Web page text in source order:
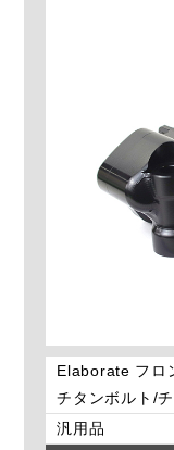
Elaborate フロ
チタンボルト/
汎用品